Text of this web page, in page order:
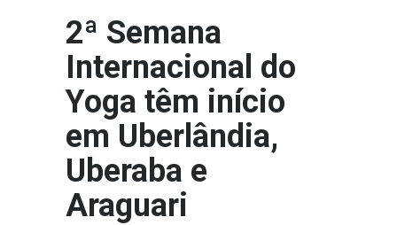
2ª Semana
Internacional do
Yoga têm início
em Uberlândia,
Uberaba e
Araguari